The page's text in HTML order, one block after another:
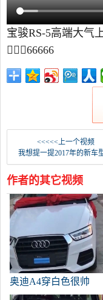
宝骏RS-5高端大气
，66666
<<<<<上一个视频
我想提一提2017年的新车型，以提醒人们过去
作者的其它视频
奥迪A4穿白色很帅